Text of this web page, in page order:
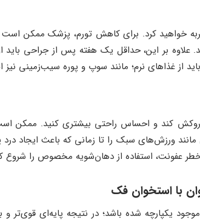
خواهید کرد. برای کاهش تورم، پزشک ممکن
علاوه بر این، حداقل یک هفته پس از جراحی باید
از غذاهای نرم؛ مانند سوپ و پوره سیب‌زمینی نیز
کند و احساس راحتی بیشتری کنید. ممکن
ورزش‌های سبک را تا زمانی که باعث ایجاد
عفونت، استفاده از دهان‌شویه مخصوص را شروع
یکپارچه شده باشد؛ در نتیجه پایه‌ای قوی‌تر و